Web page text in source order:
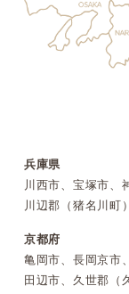
兵庫県
川西市、宝塚市、
川辺郡（猪名川町
京都府
亀岡市、長岡京市
田辺市、久世郡（